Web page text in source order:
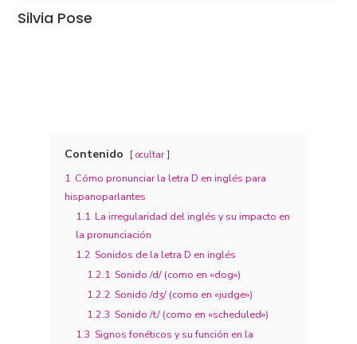
Silvia Pose
Contenido ocultar
1 Cómo pronunciar la letra D en inglés para
hispanoparlantes
1.1 La irregularidad del inglés y su impacto en
la pronunciación
1.2 Sonidos de la letra D en inglés
1.2.1 Sonido /d/ (como en «dog»)
1.2.2 Sonido /dʒ/ (como en «judge»)
1.2.3 Sonido /t/ (como en «scheduled»)
1.3 Signos fonéticos y su función en la